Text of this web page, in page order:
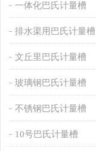
一体化巴氏计量槽
排水渠用巴氏计量槽
文丘里巴氏计量槽
玻璃钢巴氏计量槽
不锈钢巴氏计量槽
10号巴氏计量槽